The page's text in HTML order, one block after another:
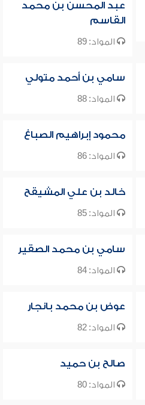
عبد المحسن بن محمد
القاسم
المواد: 89
سامي بن أحمد متولي
المواد: 88
محمود إبراهيم الصباغ
المواد: 86
خالد بن علي المشيقح
المواد: 85
سامي بن محمد الصقير
المواد: 84
عوض بن محمد بانجار
المواد: 82
صالح بن حميد
المواد: 80